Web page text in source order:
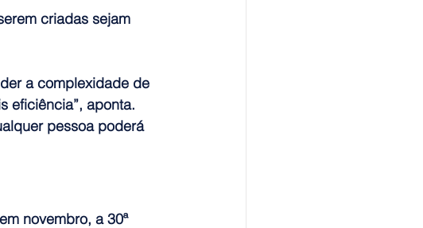
criadas sejam
a complexidade de
eficiência”, aponta.
pessoa poderá
novembro, a 30ª